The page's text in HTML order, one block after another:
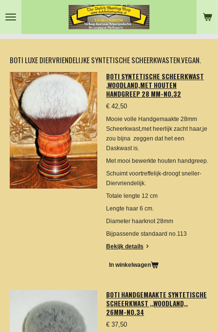
direct
de
BOTI LUXE DIERVRIENDELIJKE SYNTETISCHE SCHEERKWASTEN.VEGAN.
BOTI SYNTETISCHE SCHEERKWAST
,WOODLAND,MET HOUTEN
HANDGREEP 28 MM-NO.32
€ 42,50
Mooie volle Handgemaakte 28mm
Scheerkwast,met heerlijk zacht haar,je
zou bijna zeggen dat het een
Daskwast is.
Met mooi bewerkte houten handgreep.
Schuimt voortreffelijk-droogt sneller-
Diervriendelijk.
Totale lengte 12 cm
Lengte haar 6 cm.
Diameter haarknot 28mm
Bijpassende standaard no.113
Bekijk details
In winkelwagen
BOTI HANDGEMAAKTE SYNTETISCHE
SCHEERKWAST ,,WOODLAND,,
26MM-NO.34
€ 37,50